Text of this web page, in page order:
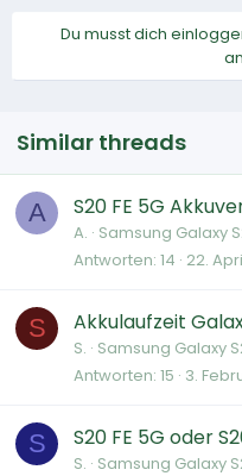
Du musst dich
Similar threads
A S20 FE 5G
A. Samsung Galaxy
Antworten 14 22.
S Akkulaufzeit
S. Samsung Galaxy
Antworten 15 3.
S S20 FE 5G oder
S. Samsung Galaxy